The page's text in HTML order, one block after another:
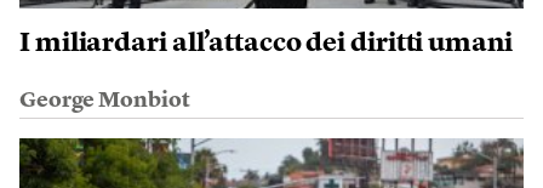
I miliardari all’attacco dei diritti umani
George Monbiot